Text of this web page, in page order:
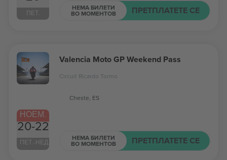
ПЕТ.
НЕМА БИЛЕТИ
ВО МОМЕНТОВ ПРЕТПЛАТЕТЕ СЕ
НОЕМ.
20-22
ПЕТ.-НЕД.
Valencia Moto GP Weekend Pass
Circuit Ricardo Tormo
Cheste, ES
НЕМА БИЛЕТИ
ВО МОМЕНТОВ ПРЕТПЛАТЕТЕ СЕ